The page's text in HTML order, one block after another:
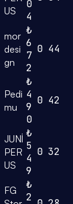
US
0
4
mor
desi
gn
₺
6
7
2
0 44
Pedi
mu
₺
4
9
0
0 42
JUNİ
PER
US
₺
5
4
9
0 32
FG
₺
2